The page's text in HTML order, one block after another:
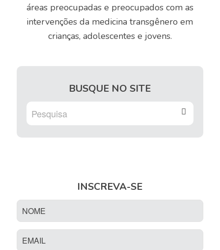
áreas preocupadas e preocupados com as
intervenções da medicina transgênero em
crianças, adolescentes e jovens.
BUSQUE NO SITE
INSCREVA-SE